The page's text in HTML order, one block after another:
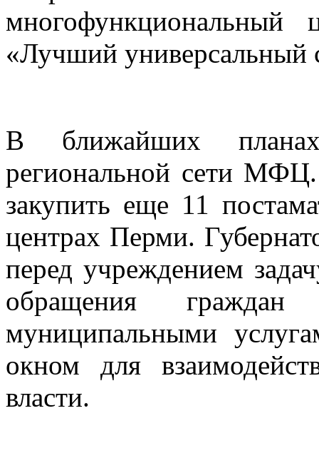
«Лучший
В ближайших
региональной сети
закупить еще 11
центрах Перми.
перед учреждением
обращения
муниципальными
окном для
власти.